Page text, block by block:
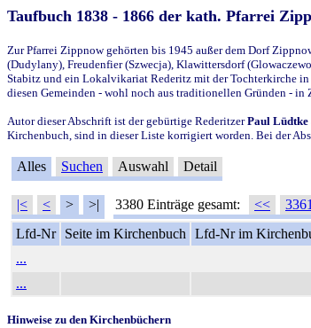
Taufbuch 1838 - 1866 der kath. Pfarrei
Zur Pfarrei Zippnow gehörten bis 1945 außer dem Dorf
(Dudylany), Freudenfier (Szwecja), Klawittersdorf
Stabitz und ein Lokalvikariat Rederitz mit der Tochterkirche in
diesen Gemeinden - wohl noch aus traditionellen Gründen - in
Autor dieser Abschrift ist der gebürtige RederitzerPaul Lüdtke
Kirchenbuch, sind in dieser Liste korrigiert worden. Bei der
Alles Suchen Auswahl Detail
|< < > >| 3380 Einträge gesamt: << 3361
Lfd-Nr
Seite im Kirchenbuch Lfd-Nr im
...
...
Hinweise zu den Kirchenbüchern